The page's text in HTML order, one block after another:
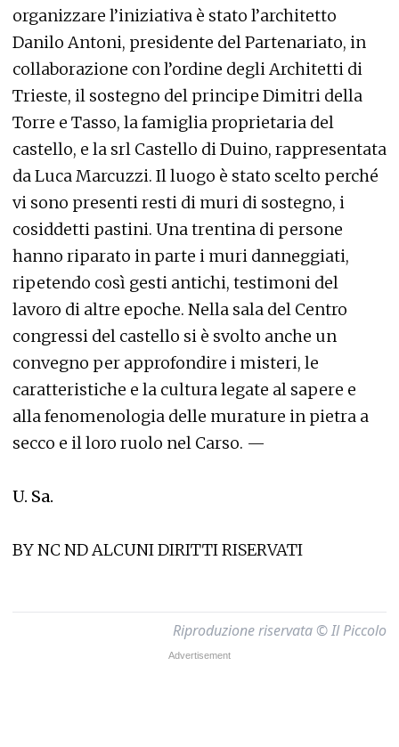
organizzare l’iniziativa è stato l’architetto
Danilo Antoni, presidente del Partenariato, in
collaborazione con l’ordine degli Architetti di
Trieste, il sostegno del principe Dimitri della
Torre e Tasso, la famiglia proprietaria del
castello, e la srl Castello di Duino, rappresentata
da Luca Marcuzzi. Il luogo è stato scelto perché
vi sono presenti resti di muri di sostegno, i
cosiddetti pastini. Una trentina di persone
hanno riparato in parte i muri danneggiati,
ripetendo così gesti antichi, testimoni del
lavoro di altre epoche. Nella sala del Centro
congressi del castello si è svolto anche un
convegno per approfondire i misteri, le
caratteristiche e la cultura legate al sapere e
alla fenomenologia delle murature in pietra a
secco e il loro ruolo nel Carso. —
U. Sa.
BY NC ND ALCUNI DIRITTI RISERVATI
Riproduzione riservata © Il Piccolo